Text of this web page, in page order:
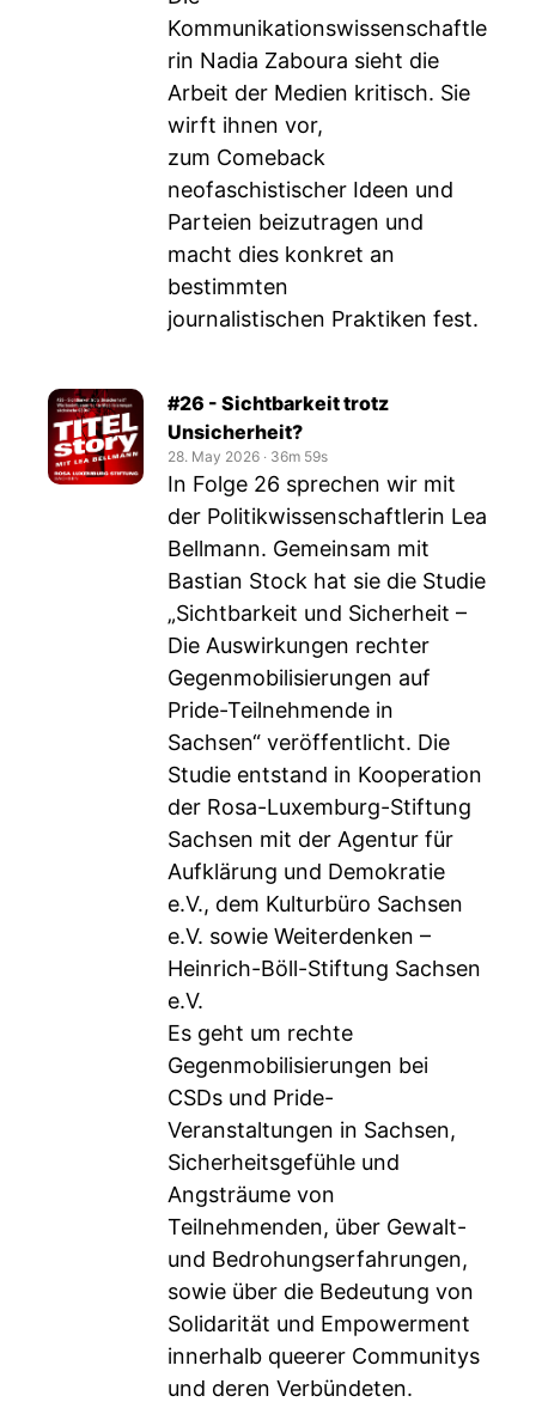
Kommunikationswissenschaftle
rin Nadia Zaboura sieht die
Arbeit der Medien kritisch. Sie
wirft ihnen vor,
zum Comeback
neofaschistischer Ideen und
Parteien beizutragen und
macht dies konkret an
bestimmten
journalistischen Praktiken fest.
#26 - Sichtbarkeit trotz
Unsicherheit?
28. May 2026 ‧ 36m 59s
In Folge 26 sprechen wir mit
der Politikwissenschaftlerin Lea
Bellmann. Gemeinsam mit
Bastian Stock hat sie die Studie
„Sichtbarkeit und Sicherheit –
Die Auswirkungen rechter
Gegenmobilisierungen auf
Pride-Teilnehmende in
Sachsen“ veröffentlicht. Die
Studie entstand in Kooperation
der Rosa-Luxemburg-Stiftung
Sachsen mit der Agentur für
Aufklärung und Demokratie
e.V., dem Kulturbüro Sachsen
e.V. sowie Weiterdenken –
Heinrich-Böll-Stiftung Sachsen
e.V.
Es geht um rechte
Gegenmobilisierungen bei
CSDs und Pride-
Veranstaltungen in Sachsen,
Sicherheitsgefühle und
Angsträume von
Teilnehmenden, über Gewalt-
und Bedrohungserfahrungen,
sowie über die Bedeutung von
Solidarität und Empowerment
innerhalb queerer Communitys
und deren Verbündeten.